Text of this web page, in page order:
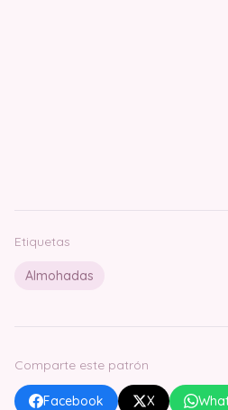
Etiquetas
Almohadas
Comparte este patrón
Facebook X